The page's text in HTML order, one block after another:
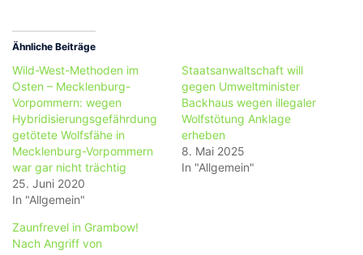
Ähnliche Beiträge
Wild-West-Methoden im
Osten – Mecklenburg-
Vorpommern: wegen
Hybridisierungsgefährdung
getötete Wolfsfähe in
Mecklenburg-Vorpommern
war gar nicht trächtig
25. Juni 2020
In "Allgemein"
Staatsanwaltschaft will
gegen Umweltminister
Backhaus wegen illegaler
Wolfstötung Anklage
erheben
8. Mai 2025
In "Allgemein"
Zaunfrevel in Grambow!
Nach Angriff von